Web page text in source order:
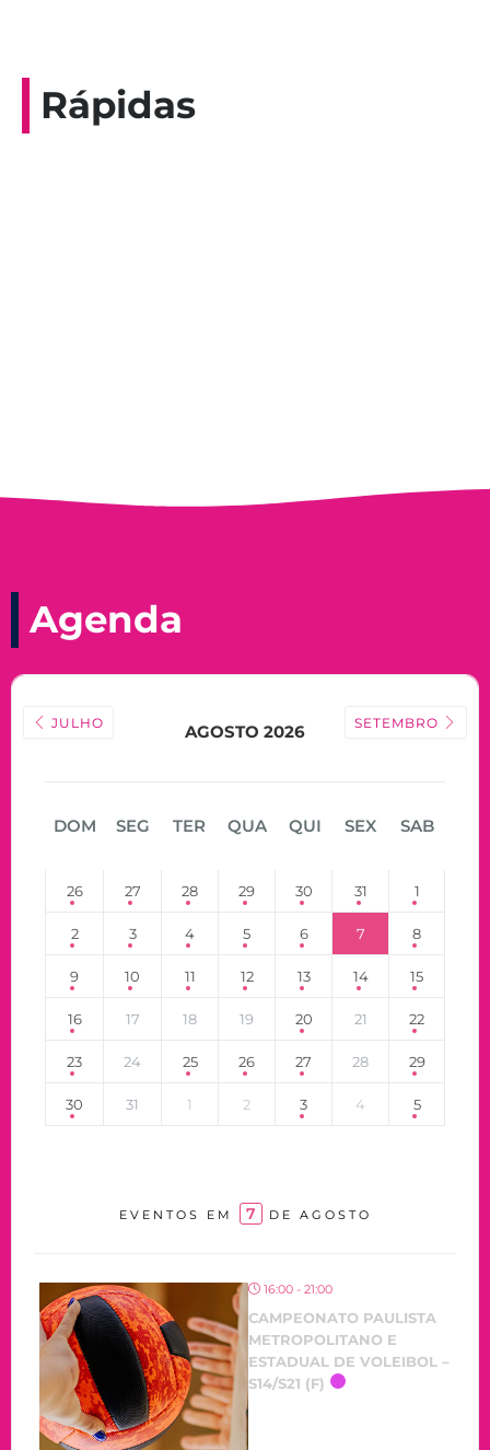
Rápidas
Agenda
JULHO AGOSTO 2026 SETEMBRO
DOM SEG TER QUA QUI SEX SAB
26 27 28 29 30 31 1
2 3 4 5 6 7 8
9 10 11 12 13 14 15
16 17 18 19 20 21 22
23 24 25 26 27 28 29
30 31 1 2 3 4 5
EVENTOS EM 7 DE AGOSTO
16:00 - 21:00
CAMPEONATO PAULISTA
METROPOLITANO E
ESTADUAL DE VOLEIBOL –
S14/S21 (F)